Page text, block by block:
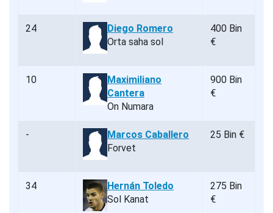
24
Diego Romero
Orta saha sol
400 Bin
€
10
Maximiliano
Cantera
On Numara
900 Bin
€
-
Marcos Caballero
Forvet
25 Bin €
34
Hernán Toledo
Sol Kanat
275 Bin
€